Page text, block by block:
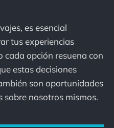
es esencial
tus experiencias
cada opción resuena con
estas decisiones
son oportunidades
sobre nosotros mismos.